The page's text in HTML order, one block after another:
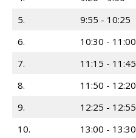
5.
9:55 - 10:25
6.
10:30 - 11:00
7.
11:15 - 11:45
8.
11:50 - 12:20
9.
12:25 - 12:55
10.
13:00 - 13:30